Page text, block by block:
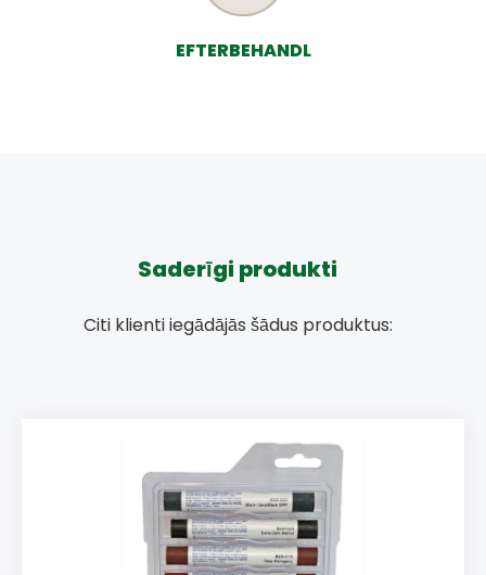
EFTERBEHANDL
Saderīgi produkti
Citi klienti iegādājās šādus produktus: